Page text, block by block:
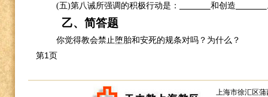
(五)第八诫所强调的积极行动是： 和创造
乙、简答题
你觉得教会禁止堕胎和安死的规条对吗？为什么？
第1页
上海市徐汇区